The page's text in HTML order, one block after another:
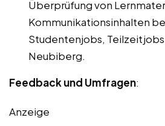
Überprüfung von
Kommunikationsinhalten
Studentenjobs,
Neubiberg.
Feedback und Umfragen:
Anzeige